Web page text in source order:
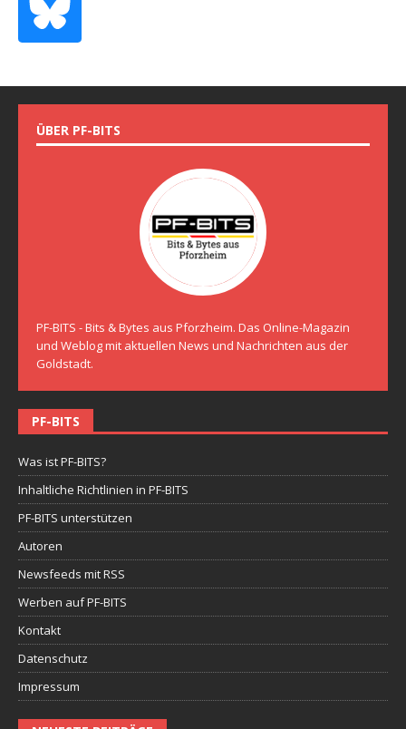
ÜBER PF-BITS
PF-BITS - Bits & Bytes aus Pforzheim. Das Online-Magazin
und Weblog mit aktuellen News und Nachrichten aus der
Goldstadt.
PF-BITS
Was ist PF-BITS?
Inhaltliche Richtlinien in PF-BITS
PF-BITS unterstützen
Autoren
Newsfeeds mit RSS
Werben auf PF-BITS
Kontakt
Datenschutz
Impressum